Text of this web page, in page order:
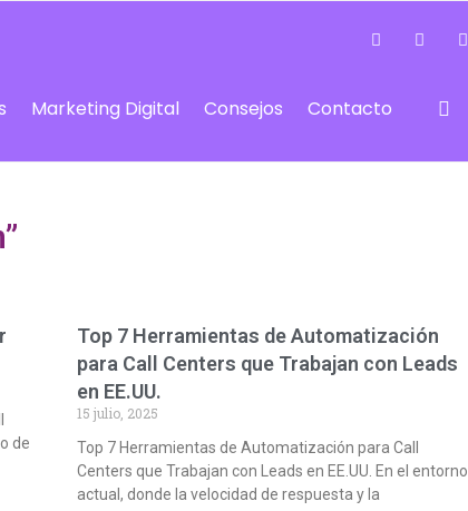
Marketing Digital Consejos Contacto
de
Top 7 Herramientas de Automatización
para Call Centers que Trabajan con Leads
en EE.UU.
15 julio, 2025
Top 7 Herramientas de Automatización para Call
Centers que Trabajan con Leads en EE.UU. En el entorno
actual, donde la velocidad de respuesta y la